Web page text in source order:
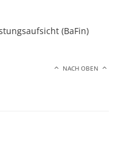
(BaFin)
NACH OBEN